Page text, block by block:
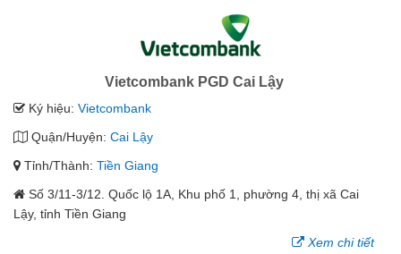
Vietcombank PGD Cai Lậy
Ký hiệu: Vietcombank
Quận/Huyện: Cai Lậy
Tỉnh/Thành: Tiền Giang
Số 3/11-3/12. Quốc lộ 1A, Khu phố 1, phường 4, thị xã Cai
Lậy, tỉnh Tiền Giang
Xem chi tiết